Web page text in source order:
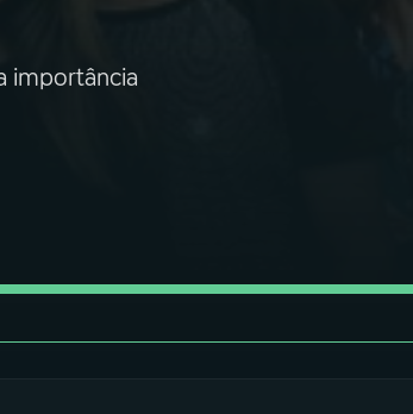
importância